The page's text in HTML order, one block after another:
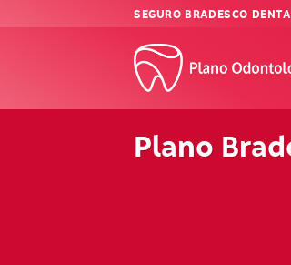
SEGURO BRADESCO
Plano